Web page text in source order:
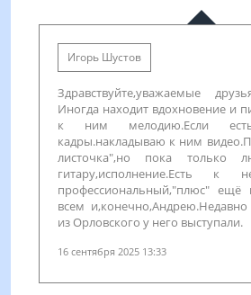
Игорь Шустов
Здравствуйте,уважаемые
Иногда находит вдохновение и
к ним мелодию.Если
кадры.накладываю к ним
листочка",но пока только
гитару,исполнение.Есть
профессиональный,"плюс" ещё
всем
из Орловского у него выступали.
16 сентября 2025 13:33